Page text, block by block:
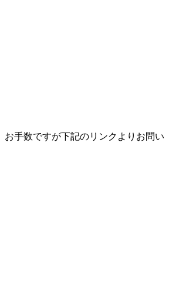
手数ですが下記のリンクよりお問い